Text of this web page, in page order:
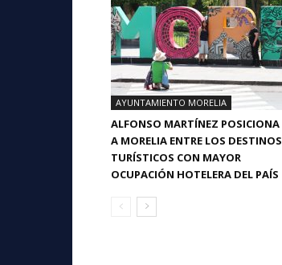
AYUNTAMIENTO MORELIA
ALFONSO MARTÍNEZ POSICIONA
A MORELIA ENTRE LOS DESTINOS
TURÍSTICOS CON MAYOR
OCUPACIÓN HOTELERA DEL PAÍS